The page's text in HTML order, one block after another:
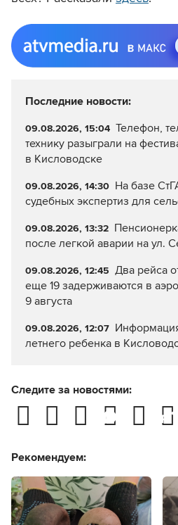
Последние новости:
09.08.2026, 15:04 Телефон,
технику разыграли на
в Кисловодске
09.08.2026, 14:30 На базе
судебных экспертиз для
09.08.2026, 13:32
после легкой аварии на ул.
09.08.2026, 12:45 Два рейса
еще 19 задерживаются в
9 августа
09.08.2026, 12:07
летнего ребенка в
Следите за новостями:
Рекомендуем: